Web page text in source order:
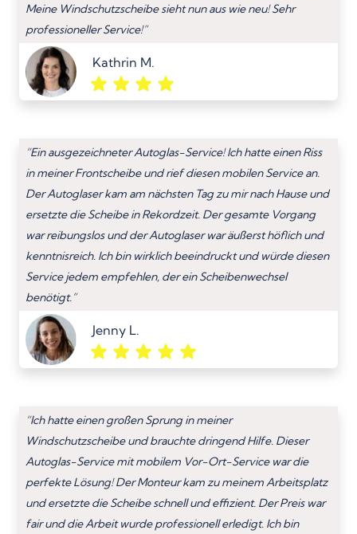
Meine Windschutzscheibe sieht nun aus wie neu! Sehr
professioneller Service!”
Kathrin M.
“Ein ausgezeichneter Autoglas-Service! Ich hatte einen Riss
in meiner Frontscheibe und rief diesen mobilen Service an.
Der Autoglaser kam am nächsten Tag zu mir nach Hause und
ersetzte die Scheibe in Rekordzeit. Der gesamte Vorgang
war reibungslos und der Autoglaser war äußerst höflich und
kenntnisreich. Ich bin wirklich beeindruckt und würde diesen
Service jedem empfehlen, der ein Scheibenwechsel
benötigt.”
Jenny L.
“Ich hatte einen großen Sprung in meiner
Windschutzscheibe und brauchte dringend Hilfe. Dieser
Autoglas-Service mit mobilem Vor-Ort-Service war die
perfekte Lösung! Der Monteur kam zu meinem Arbeitsplatz
und ersetzte die Scheibe schnell und effizient. Der Preis war
fair und die Arbeit wurde professionell erledigt. Ich bin